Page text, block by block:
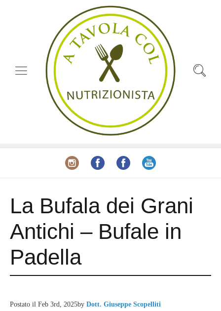
La Bufala dei Grani
Antichi – Bufale in
Padella
Postato il Feb 3rd, 2025by Dott. Giuseppe Scopelliti